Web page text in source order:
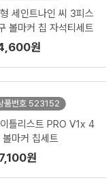
세인트나인 씨 3피스
볼마커 칩 자석티세트
원
품번호 523152
틀리스트 PRO V1x 4
볼마커 칩세트
원